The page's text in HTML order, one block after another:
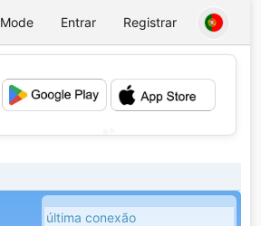
Mode Entrar Registrar
última conexão